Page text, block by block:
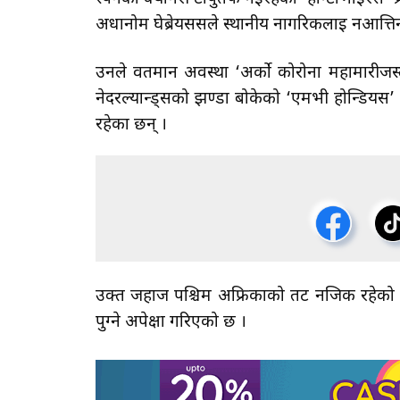
अधानोम घेब्रेयससले स्थानीय नागरिकलाई
उनले वर्तमान अवस्था ‘अर्को कोरोना
नेदरल्यान्ड्सको झण्डा बोकेको ‘एमभी
रहेका छन् ।
उक्त जहाज पश्चिम अफ्रिकाको तट नजिक रहेको
पुग्ने अपेक्षा गरिएको छ ।